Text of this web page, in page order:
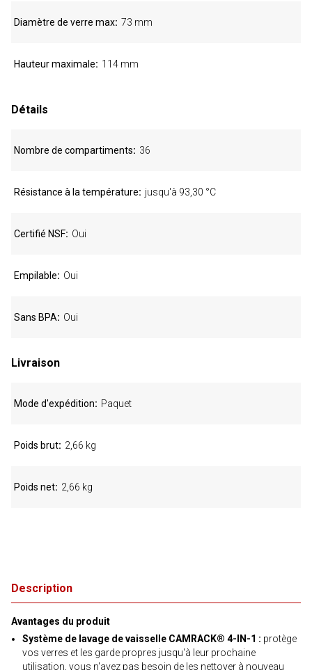
Description
Avantages du produit
Système de lavage de vaisselle CAMRACK® 4-IN-1 : protège
vos verres et les garde propres jusqu'à leur prochaine
utilisation, vous n'avez pas besoin de les nettoyer à nouveau
Diamètre de verre max 73 mm
Hauteur maximale 114 mm
Détails
Nombre de compartiments 36
Résistance à la température jusqu'à 93,30 °C
Certifié NSF Oui
Empilable Oui
Sans BPA Oui
Livraison
Mode d'expédition Paquet
Poids brut 2,66 kg
Poids net 2,66 kg